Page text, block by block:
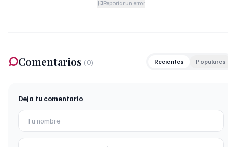
Reportar un error
Comentarios (0) Recientes Populares
Deja tu comentario